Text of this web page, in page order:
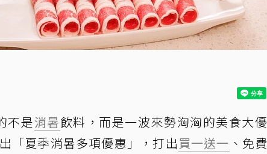
不是消暑飲料，而是一波來勢洶洶的美食大優
「夏季消暑多項優惠」，打出買一送一 、免費